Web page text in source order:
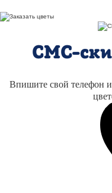
СМС-
Впишите свой телефон и